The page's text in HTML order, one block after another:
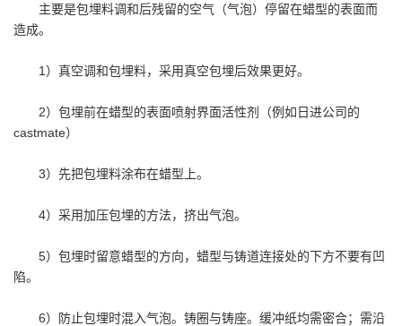
主要是包埋料调和后残留的空气（气泡）停留在蜡型的表面而
造成。
1）真空调和包埋料，采用真空包埋后效果更好。
2）包埋前在蜡型的表面喷射界面活性剂（例如日进公司的
castmate）
3）先把包埋料涂布在蜡型上。
4）采用加压包埋的方法，挤出气泡。
5）包埋时留意蜡型的方向，蜡型与铸道连接处的下方不要有凹
陷。
6）防止包埋时混入气泡。铸圈与铸座。缓冲纸均需密合；需沿